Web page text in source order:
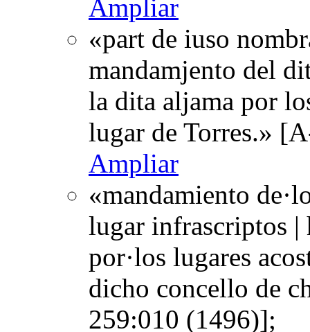
Ampliar
«part de iuso
mandamjento del
la dita aljama por
lugar de Torres.»
Ampliar
«mandamiento
lugar infrascriptos |
por·los lugares
dicho concello de
259:010 (1496)];